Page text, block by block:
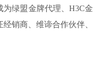
绿盟金牌代理、H3C金
销商、维谛合作伙伴、